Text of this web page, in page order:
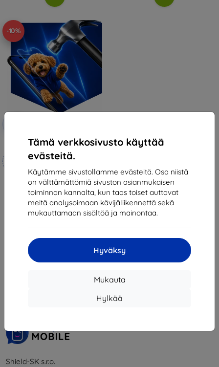
Tämä verkkosivusto käyttää
evästeitä.
Käytämme sivustollamme evästeitä. Osa niistä
on välttämättömiä sivuston asianmukaisen
toiminnan kannalta, kun taas toiset auttavat
meitä analysoimaan kävijäliikennettä sekä
mukauttamaan sisältöä ja mainontaa.
Hyväksy
Mukauta
Hylkää
-10%
3mk Hammer protective film
Mittojen mukaan
21,90 €
19,70 €
Varastossa 4 kpl
yhteensä5.
Shield-SK s.r.o.